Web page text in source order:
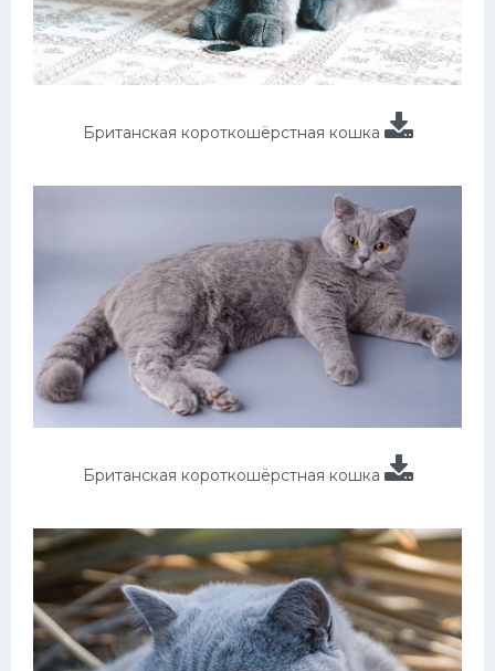
Британская короткошёрстная кошка
Британская короткошёрстная кошка